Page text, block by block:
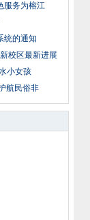
服务为榕江
统的通知
校区最新进展
小女孩
航民俗非